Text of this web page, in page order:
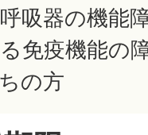
吸器の機能
免疫機能の
の方